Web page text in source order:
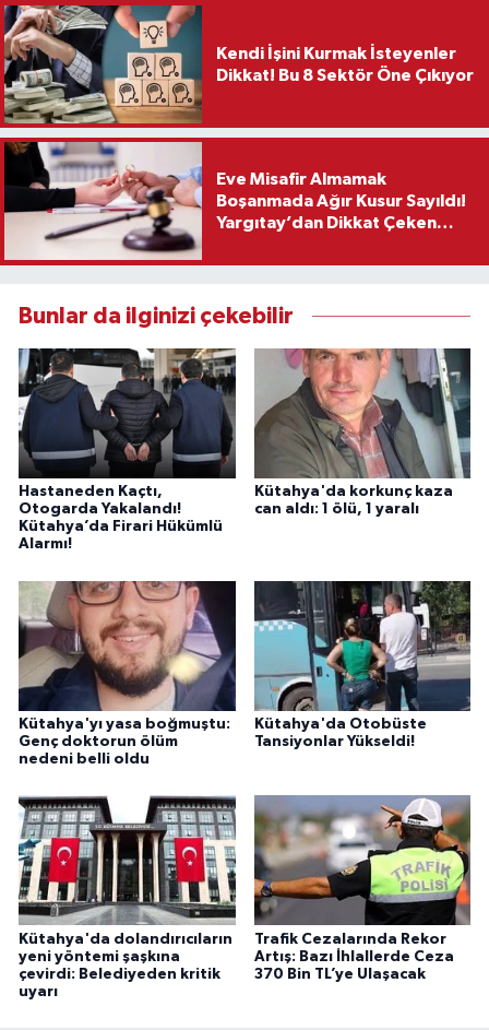
Kendi İşini Kurmak İsteyenler
Dikkat! Bu 8 Sektör Öne Çıkıyor
Eve Misafir Almamak
Boşanmada Ağır Kusur Sayıldı!
Yargıtay’dan Dikkat Çeken
Bunlar da ilginizi çekebilir
Hastaneden Kaçtı,
Otogarda Yakalandı!
Kütahya’da Firari Hükümlü
Alarmı!
Kütahya'da korkunç kaza
can aldı: 1 ölü, 1 yaralı
Kütahya'yı yasa boğmuştu:
Genç doktorun ölüm
nedeni belli oldu
Kütahya'da Otobüste
Tansiyonlar Yükseldi!
Kütahya'da dolandırıcıların
yeni yöntemi şaşkına
çevirdi: Belediyeden kritik
uyarı
Trafik Cezalarında Rekor
Artış: Bazı İhlallerde Ceza
370 Bin TL’ye Ulaşacak